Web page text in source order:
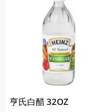
亨氏白醋 32OZ